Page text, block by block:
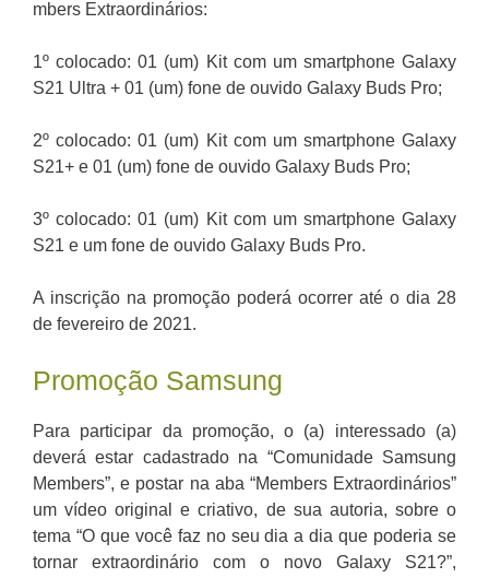
mbers Extraordinários:
1º colocado: 01 (um) Kit com um smartphone Galaxy
S21 Ultra + 01 (um) fone de ouvido Galaxy Buds Pro;
2º colocado: 01 (um) Kit com um smartphone Galaxy
S21+ e 01 (um) fone de ouvido Galaxy Buds Pro;
3º colocado: 01 (um) Kit com um smartphone Galaxy
S21 e um fone de ouvido Galaxy Buds Pro.
A inscrição na promoção poderá ocorrer até o dia 28
de fevereiro de 2021.
Promoção Samsung
Para participar da promoção, o (a) interessado (a)
deverá estar cadastrado na “Comunidade Samsung
Members”, e postar na aba “Members Extraordinários”
um vídeo original e criativo, de sua autoria, sobre o
tema “O que você faz no seu dia a dia que poderia se
tornar extraordinário com o novo Galaxy S21?”,